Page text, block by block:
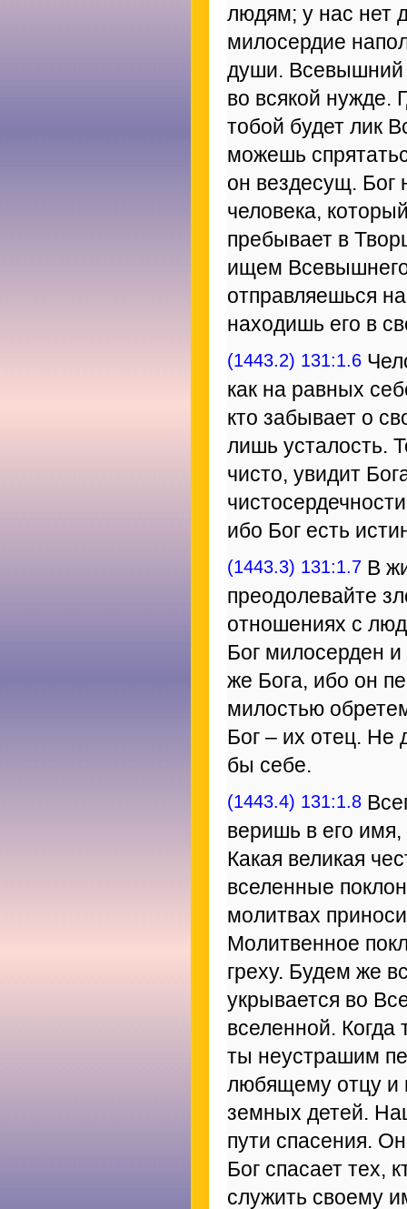
людям; у нас нет
милосердие
души. Всевышний
во всякой нужде.
тобой будет лик
можешь
он вездесущ. Бог
человека,
пребывает в
ищем
отправляешься
находишь его в
(1443.2) 131:1.6
как на равных
кто забывает о
лишь усталость.
чисто, увидит
ибо Бог есть
(1443.3) 131:1.7 В
преодолевайте
отношениях с
Бог милосерден
же Бога, ибо он
милостью
Бог – их отец. Не
бы себе.
(1443.4) 131:1.8
веришь в его
Какая великая
вселенные
молитвах
Молитвенное
греху. Будем же
укрывается во
вселенной.
ты неустрашим
любящему отцу и
земных детей.
пути спасения.
Бог спасает тех,
служить своему